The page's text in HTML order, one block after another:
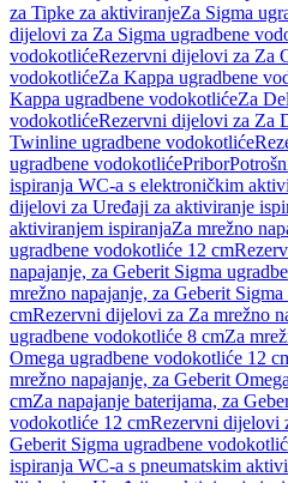
za Tipke za aktiviranjeZa Sigma
dijelovi za Za Sigma ugradbene
vodokotlićeRezervni dijelovi za Za
vodokotlićeZa Kappa ugradbene
Kappa ugradbene vodokotlićeZa
vodokotlićeRezervni dijelovi za Za
Twinline ugradbene vodokotliće
ugradbene vodokotlićePribor
ispiranja WC-a s elektroničkim
dijelovi za Uređaji za aktiviranje
aktiviranjem ispiranjaZa mrežno
ugradbene vodokotliće 12 cm
napajanje, za Geberit Sigma
mrežno napajanje, za Geberit
cmRezervni dijelovi za Za mrežno
ugradbene vodokotliće 8 cmZa
Omega ugradbene vodokotliće 12
mrežno napajanje, za Geberit
cmZa napajanje baterijama, za
vodokotliće 12 cmRezervni dijelovi
Geberit Sigma ugradbene
ispiranja WC-a s pneumatskim